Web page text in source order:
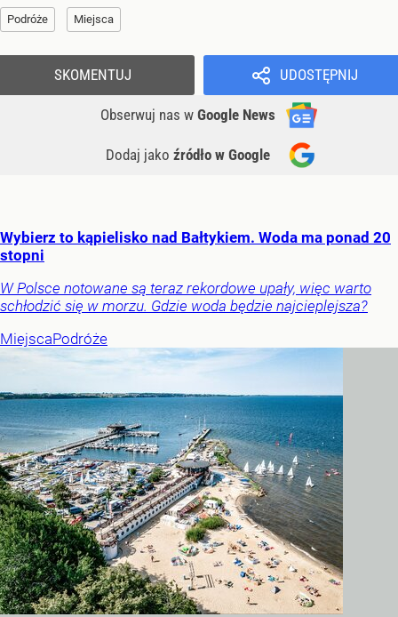
Podróże Miejsca
UDOSTĘPNIJ
Obserwuj nas w Google News
Dodaj jako źródło w Google
SKOMENTUJ
Wybierz to kąpielisko nad Bałtykiem. Woda ma ponad 20
stopni
W Polsce notowane są teraz rekordowe upały, więc warto
schłodzić się w morzu. Gdzie woda będzie najcieplejsza?
MiejscaPodróże